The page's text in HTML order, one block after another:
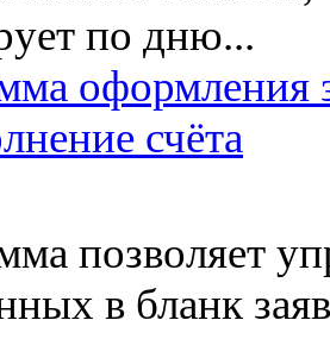
по дню...
оформления
счёта
позволяет
в бланк